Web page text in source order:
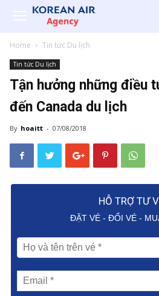
Home Tin tức Du lịch
Tin tức Du lịch
Tận hưởng những điều
đến Canada du lịch
By hoaitt - 07/08/2018
HỖ TRỢ TƯ
ĐẶT VÉ - ĐỔI VÉ -